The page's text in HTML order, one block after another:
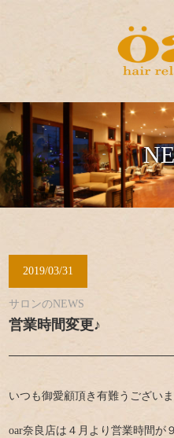
2019/03/31
サロンのNEWS
営業時間変更♪
いつも御愛顧頂き有難うございま
oar奈良店は４月より営業時間が